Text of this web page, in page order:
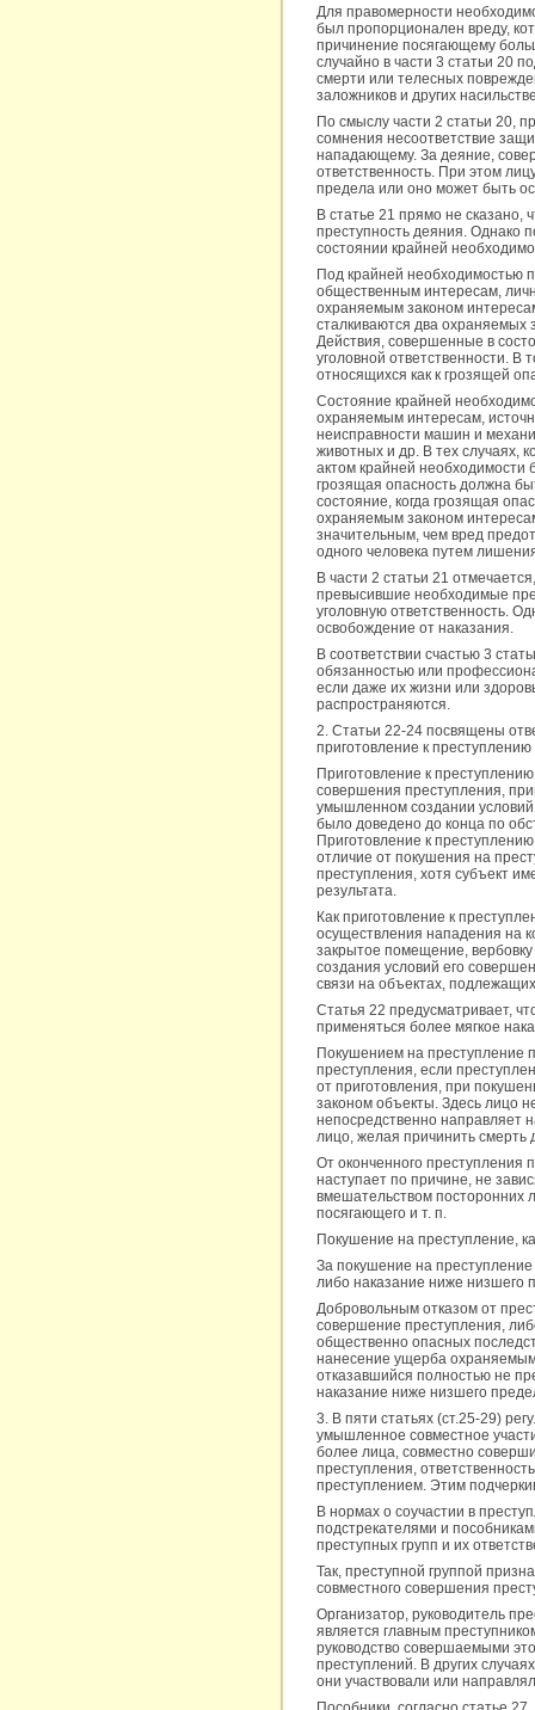
Для правомерности
был пропорционален вреду,
причинение посягающему
случайно в части 3 статьи 20
смерти или телесных
заложников и других
По смыслу части 2 статьи 20,
сомнения несоответствие
нападающему. За деяние,
ответственность. При этом
предела или оно может быть
В статье 21 прямо не сказано,
преступность деяния. Однако
состоянии крайней
Под крайней необходимостью
общественным интересам,
охраняемым законом
сталкиваются два охраняемых
Действия, совершенные в
уголовной ответственности.
относящихся как к грозящей
Состояние крайней
охраняемым интересам,
неисправности машин и
животных и др. В тех случаях,
актом крайней необходимости
грозящая опасность должна
состояние, когда грозящая
охраняемым законом
значительным, чем вред
одного человека путем
В части 2 статьи 21
превысившие необходимые
уголовную ответственность.
освобождение от наказания.
В соответствии счастью 3
обязанностью или
если даже их жизни или
распространяются.
2. Статьи 22-24 посвящены
приготовление к
Приготовление к
совершения преступления,
умышленном создании условий
было доведено до конца по
Приготовление к
отличие от покушения на
преступления, хотя субъект
результата.
Как приготовление к
осуществления нападения на
закрытое помещение,
создания условий его
связи на объектах,
Статья 22 предусматривает,
применяться более мягкое
Покушением на преступление
преступления, если
от приготовления, при
законом объекты. Здесь лицо
непосредственно направляет
лицо, желая причинить смерть
От оконченного преступления
наступает по причине, не
вмешательством посторонних
посягающего и т. п.
Покушение на преступление,
За покушение на
либо наказание ниже низшего
Добровольным отказом от
совершение преступления,
общественно опасных
нанесение ущерба охраняемым
отказавшийся полностью не
наказание ниже низшего
3. В пяти статьях (ст.25-29)
умышленное совместное
более лица, совместно
преступления,
преступлением. Этим
В нормах о соучастии в
подстрекателями и
преступных групп и их
Так, преступной группой
совместного совершения
Организатор, руководитель
является главным
руководство совершаемыми
преступлений. В других
они участвовали или